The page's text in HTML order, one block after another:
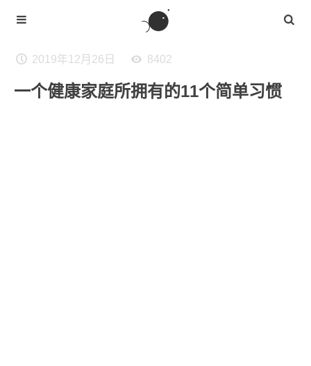
2019年12月26日 8402
一个健康家庭所拥有的11个简单习惯